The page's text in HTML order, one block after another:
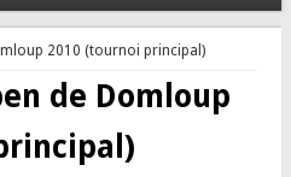
2010 (tournoi principal)
de Domloup